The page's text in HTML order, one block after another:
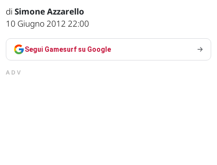
di Simone Azzarello
10 Giugno 2012 22:00
Segui Gamesurf su Google
ADV